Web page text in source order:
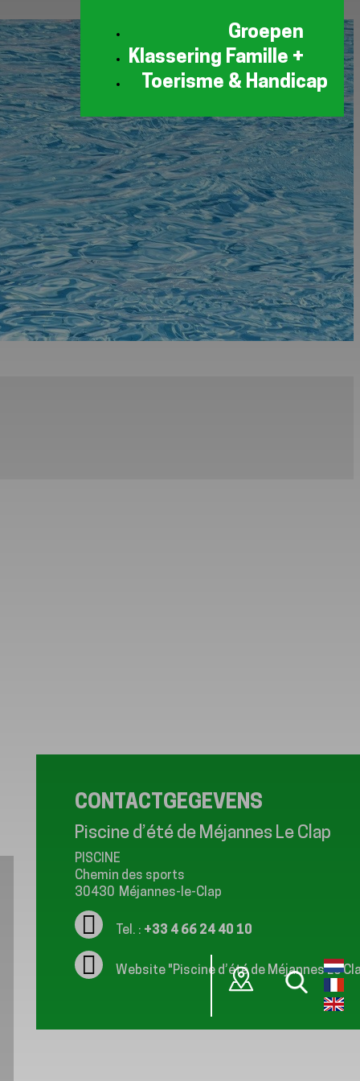
Groepen
Klassering Famille +
Toerisme & Handicap
CONTACTGEGEVENS
Piscine d’été de Méjannes Le Clap
PISCINE
Chemin des sports
30430 Méjannes-le-Clap
Tel. : +33 4 66 24 40 10
Website "Piscine d’été de Méjannes Le